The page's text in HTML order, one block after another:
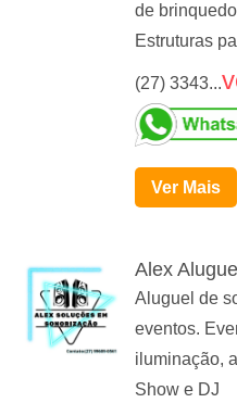
de
Estruturas
(27) 3343...
Ver Mais
Alex
Aluguel de
eventos.
iluminação,
Show e DJ